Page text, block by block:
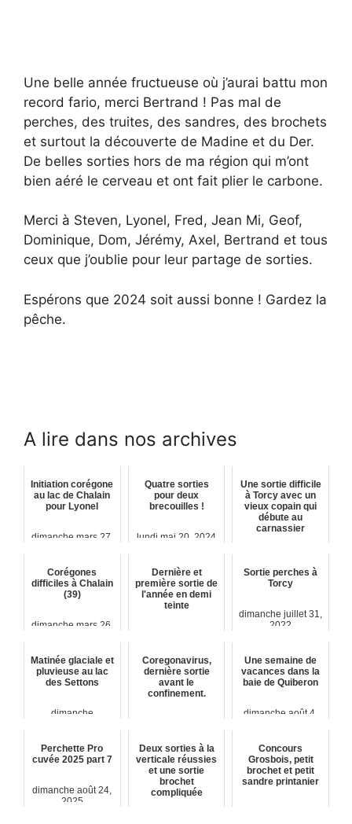
Une belle année fructueuse où j’aurai battu mon
record fario, merci Bertrand ! Pas mal de
perches, des truites, des sandres, des brochets
et surtout la découverte de Madine et du Der.
De belles sorties hors de ma région qui m’ont
bien aéré le cerveau et ont fait plier le carbone.
Merci à Steven, Lyonel, Fred, Jean Mi, Geof,
Dominique, Dom, Jérémy, Axel, Bertrand et tous
ceux que j’oublie pour leur partage de sorties.
Espérons que 2024 soit aussi bonne ! Gardez la
pêche.
A lire dans nos archives
Initiation corégone
au lac de Chalain
pour Lyonel
dimanche mars 27,
Quatre sorties
pour deux
brecouilles !
lundi mai 20, 2024
Une sortie difficile
à Torcy avec un
vieux copain qui
débute au
carnassier
2023
Corégones
difficiles à Chalain
(39)
dimanche mars 26,
Dernière et
première sortie de
l'année en demi
teinte
Sortie perches à
Torcy
dimanche juillet 31,
2022
Matinée glaciale et
pluvieuse au lac
des Settons
dimanche
Coregonavirus,
dernière sortie
avant le
confinement.
Une semaine de
vacances dans la
baie de Quiberon
dimanche août 4,
Perchette Pro
cuvée 2025 part 7
dimanche août 24,
2025
Deux sorties à la
verticale réussies
et une sortie
brochet
compliquée
Concours
Grosbois, petit
brochet et petit
sandre printanier